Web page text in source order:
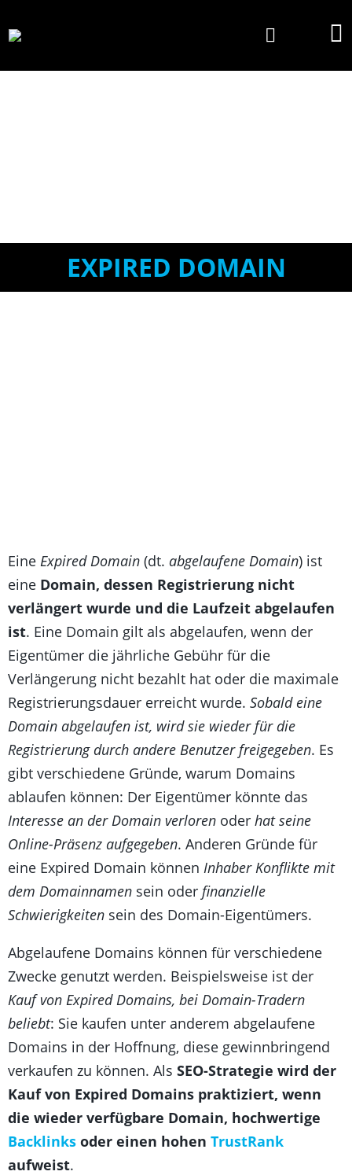
EXPIRED DOMAIN
Eine Expired Domain (dt. abgelaufene Domain) ist
eine Domain, dessen Registrierung nicht
verlängert wurde und die Laufzeit abgelaufen
ist. Eine Domain gilt als abgelaufen, wenn der
Eigentümer die jährliche Gebühr für die
Verlängerung nicht bezahlt hat oder die maximale
Registrierungsdauer erreicht wurde. Sobald eine
Domain abgelaufen ist, wird sie wieder für die
Registrierung durch andere Benutzer freigegeben. Es
gibt verschiedene Gründe, warum Domains
ablaufen können: Der Eigentümer könnte das
Interesse an der Domain verloren oder hat seine
Online-Präsenz aufgegeben. Anderen Gründe für
eine Expired Domain können Inhaber Konflikte mit
dem Domainnamen sein oder finanzielle
Schwierigkeiten sein des Domain-Eigentümers.
Abgelaufene Domains können für verschiedene
Zwecke genutzt werden. Beispielsweise ist der
Kauf von Expired Domains, bei Domain-Tradern
beliebt: Sie kaufen unter anderem abgelaufene
Domains in der Hoffnung, diese gewinnbringend
verkaufen zu können. Als SEO-Strategie wird der
Kauf von Expired Domains praktiziert, wenn
die wieder verfügbare Domain, hochwertige
Backlinks oder einen hohen TrustRank
aufweist.